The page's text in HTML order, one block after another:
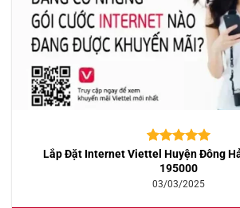
5.00trên 5
dựa trên
10
đánh giá
Lắp Đặt Internet Viettel Huyện Đông
195000
03/03/2025